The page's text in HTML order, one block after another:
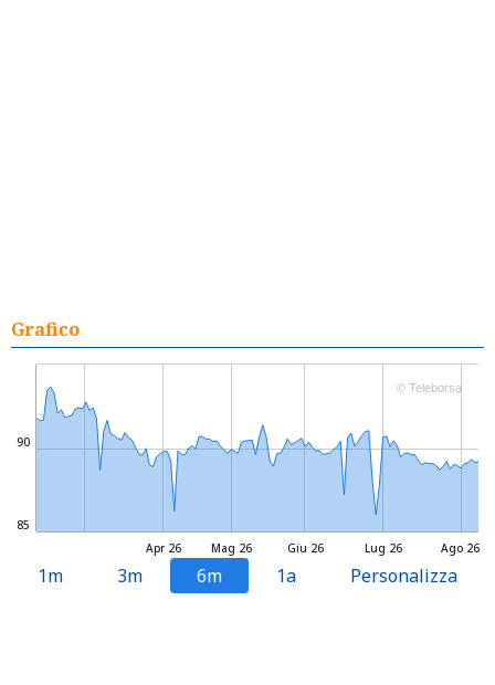
Grafico
Mag 26 Lug 26
Apr 26 Giu 26 Ago 26
85
90
© Teleborsa
1m 3m 6m 1a Personalizza